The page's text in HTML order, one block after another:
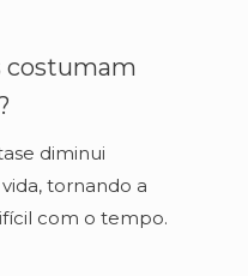
costumam
diminui
tornando a
com o tempo.